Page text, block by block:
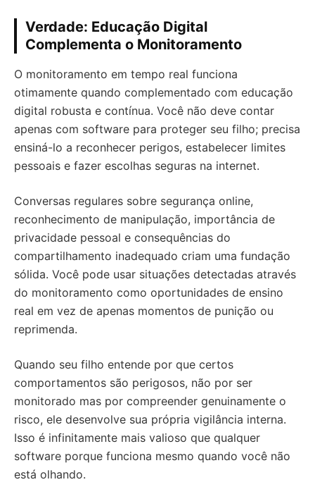
Verdade: Educação Digital
Complementa o Monitoramento
O monitoramento em tempo real funciona
otimamente quando complementado com educação
digital robusta e contínua. Você não deve contar
apenas com software para proteger seu filho; precisa
ensiná-lo a reconhecer perigos, estabelecer limites
pessoais e fazer escolhas seguras na internet.
Conversas regulares sobre segurança online,
reconhecimento de manipulação, importância de
privacidade pessoal e consequências do
compartilhamento inadequado criam uma fundação
sólida. Você pode usar situações detectadas através
do monitoramento como oportunidades de ensino
real em vez de apenas momentos de punição ou
reprimenda.
Quando seu filho entende por que certos
comportamentos são perigosos, não por ser
monitorado mas por compreender genuinamente o
risco, ele desenvolve sua própria vigilância interna.
Isso é infinitamente mais valioso que qualquer
software porque funciona mesmo quando você não
está olhando.